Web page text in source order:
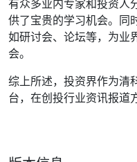
有众多业内专家和投资人
供了宝贵的学习机会。同
如研讨会、论坛等，为业
会。
综上所述，投资界作为清
台，在创投行业资讯报道